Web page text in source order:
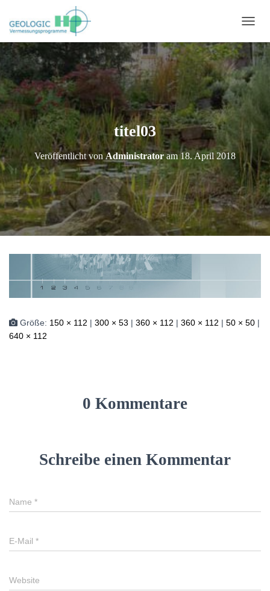
A
I
G
A
U
S
C
A
L
T
E
titel03
Veröffentlicht vonAdministrator am18. April 2018
Größe: 150 × 112 | 300 × 53 | 360 × 112 | 360 × 112 | 50 × 50 |
640 × 112
0 Kommentare
Schreibe einen Kommentar
Name *
E-Mail *
Website